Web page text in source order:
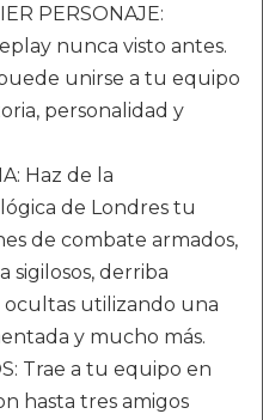
PERSONAJE:
nunca visto antes.
unirse a tu equipo
personalidad y
Haz de la
de Londres tu
de combate armados,
sigilosos, derriba
utilizando una
y mucho más.
Trae a tu equipo en
hasta tres amigos